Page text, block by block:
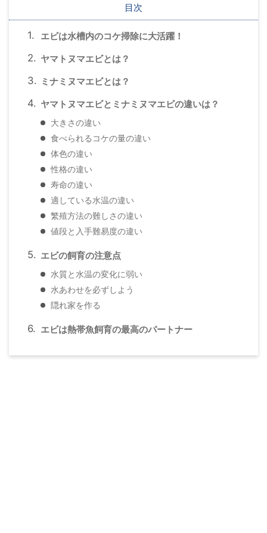
目次
エビは水槽内のコケ掃除に大活躍！
ヤマトヌマエビとは？
ミナミヌマエビとは？
ヤマトヌマエビとミナミヌマエビの違いは？
大きさの違い
食べられるコケの量の違い
体色の違い
性格の違い
寿命の違い
適している水温の違い
繁殖方法の難しさの違い
値段と入手難易度の違い
エビの飼育の注意点
水質と水温の変化に弱い
水あわせを必ずしよう
隠れ家を作る
エビは熱帯魚飼育の最高のパートナー